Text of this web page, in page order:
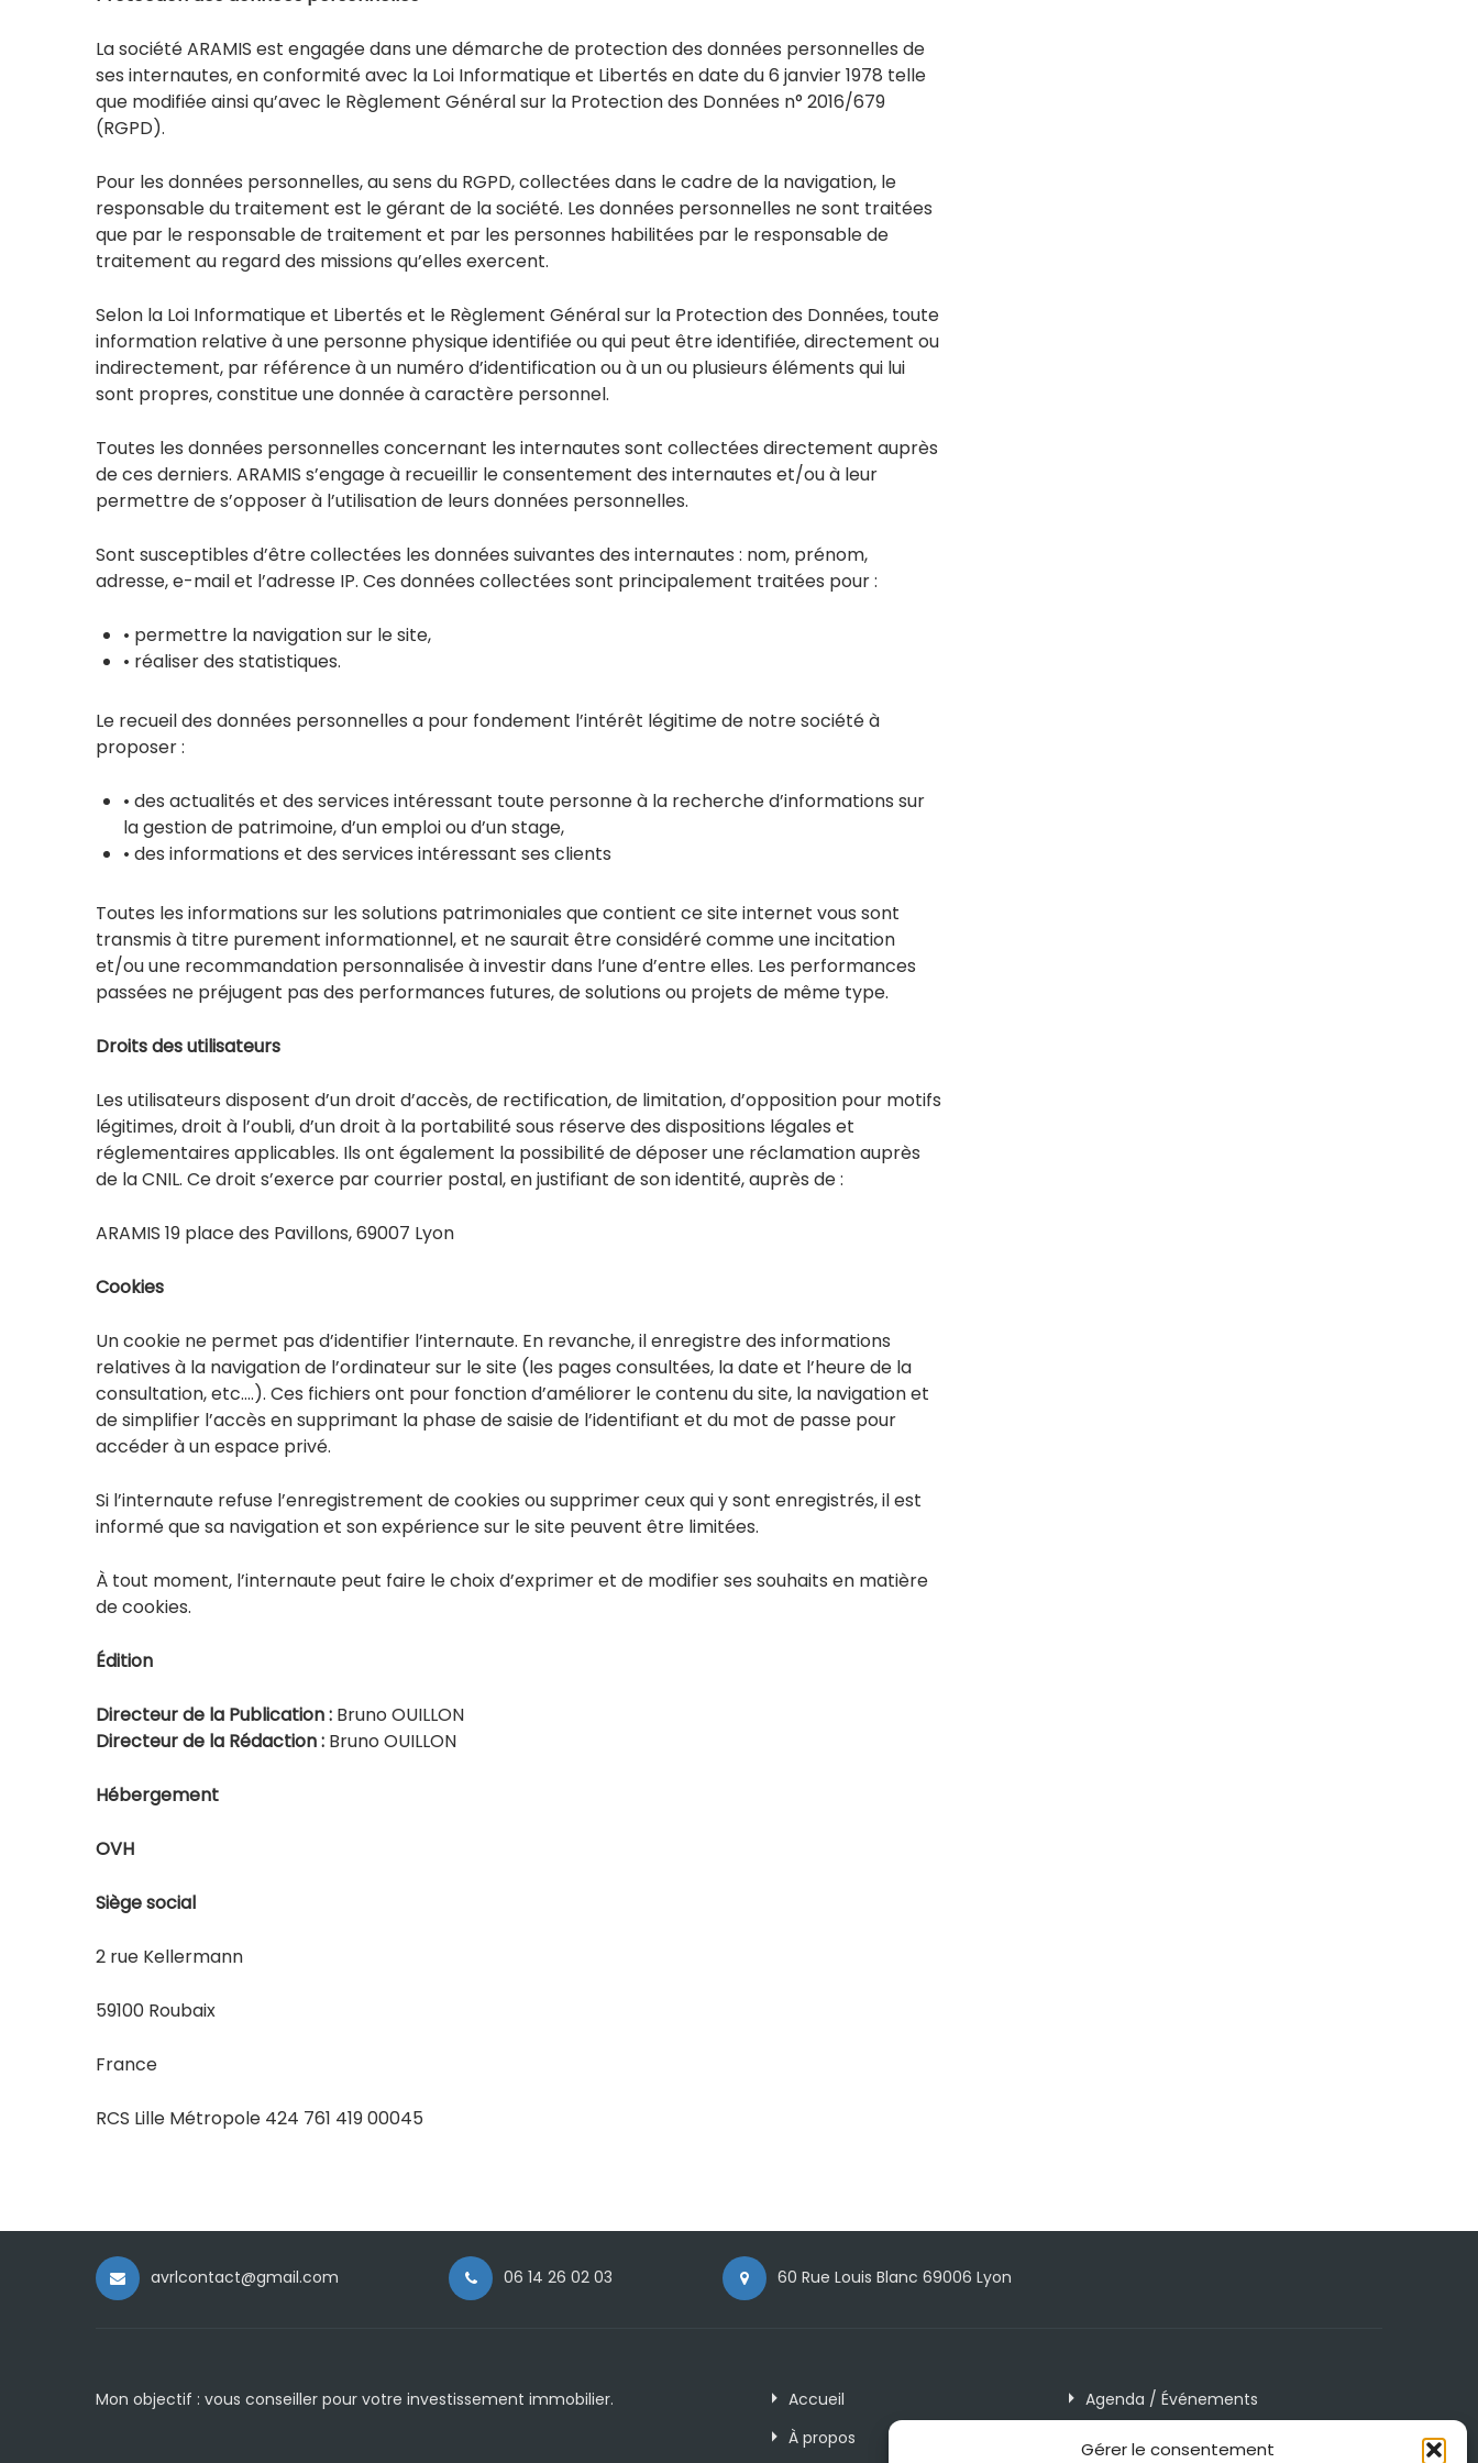
Gérer le consentement
La société ARAMIS est engagée dans une démarche de protection des données personnelles de
ses internautes, en conformité avec la Loi Informatique et Libertés en date du 6 janvier 1978 telle
que modifiée ainsi qu’avec le Règlement Général sur la Protection des Données n° 2016/679
(RGPD).
Pour les données personnelles, au sens du RGPD, collectées dans le cadre de la navigation, le
responsable du traitement est le gérant de la société. Les données personnelles ne sont traitées
que par le responsable de traitement et par les personnes habilitées par le responsable de
traitement au regard des missions qu’elles exercent.
Selon la Loi Informatique et Libertés et le Règlement Général sur la Protection des Données, toute
information relative à une personne physique identifiée ou qui peut être identifiée, directement ou
indirectement, par référence à un numéro d’identification ou à un ou plusieurs éléments qui lui
sont propres, constitue une donnée à caractère personnel.
Toutes les données personnelles concernant les internautes sont collectées directement auprès
de ces derniers. ARAMIS s’engage à recueillir le consentement des internautes et/ou à leur
permettre de s’opposer à l’utilisation de leurs données personnelles.
Sont susceptibles d’être collectées les données suivantes des internautes : nom, prénom,
adresse, e-mail et l’adresse IP. Ces données collectées sont principalement traitées pour :
• permettre la navigation sur le site,
• réaliser des statistiques.
Le recueil des données personnelles a pour fondement l’intérêt légitime de notre société à
proposer :
• des actualités et des services intéressant toute personne à la recherche d’informations sur
la gestion de patrimoine, d’un emploi ou d’un stage,
• des informations et des services intéressant ses clients
Toutes les informations sur les solutions patrimoniales que contient ce site internet vous sont
transmis à titre purement informationnel, et ne saurait être considéré comme une incitation
et/ou une recommandation personnalisée à investir dans l’une d’entre elles. Les performances
passées ne préjugent pas des performances futures, de solutions ou projets de même type.
Droits des utilisateurs
Les utilisateurs disposent d’un droit d’accès, de rectification, de limitation, d’opposition pour motifs
légitimes, droit à l’oubli, d’un droit à la portabilité sous réserve des dispositions légales et
réglementaires applicables. Ils ont également la possibilité de déposer une réclamation auprès
de la CNIL. Ce droit s’exerce par courrier postal, en justifiant de son identité, auprès de :
ARAMIS 19 place des Pavillons, 69007 Lyon
Cookies
Un cookie ne permet pas d’identifier l’internaute. En revanche, il enregistre des informations
relatives à la navigation de l’ordinateur sur le site (les pages consultées, la date et l’heure de la
consultation, etc.…). Ces fichiers ont pour fonction d’améliorer le contenu du site, la navigation et
de simplifier l’accès en supprimant la phase de saisie de l’identifiant et du mot de passe pour
accéder à un espace privé.
Si l’internaute refuse l’enregistrement de cookies ou supprimer ceux qui y sont enregistrés, il est
informé que sa navigation et son expérience sur le site peuvent être limitées.
À tout moment, l’internaute peut faire le choix d’exprimer et de modifier ses souhaits en matière
de cookies.
Édition
Directeur de la Publication : Bruno OUILLON
Directeur de la Rédaction : Bruno OUILLON
Hébergement
OVH
Siège social
2 rue Kellermann
59100 Roubaix
France
RCS Lille Métropole 424 761 419 00045
avrlcontact@gmail.com 06 14 26 02 03 60 Rue Louis Blanc 69006 Lyon
Mon objectif : vous conseiller pour votre investissement immobilier. Accueil
Agenda / Événements
À propos
Blog